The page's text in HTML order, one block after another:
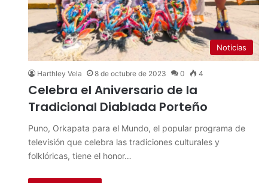
Noticias
Harthley Vela 8 de octubre de 2023 0 4
Celebra el Aniversario de la
Tradicional Diablada Porteño
Puno, Orkapata para el Mundo, el popular programa de
televisión que celebra las tradiciones culturales y
folklóricas, tiene el honor…